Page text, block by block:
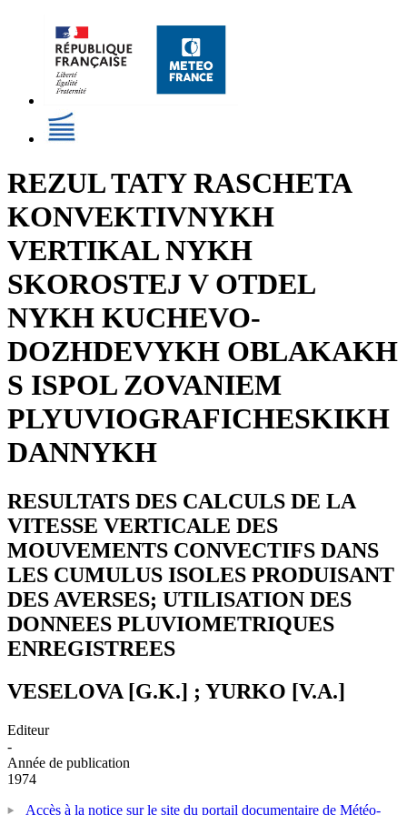
REZUL TATY RASCHETA
KONVEKTIVNYKH
VERTIKAL NYKH
SKOROSTEJ V OTDEL
NYKH KUCHEVO-
DOZHDEVYKH OBLAKAKH
S ISPOL ZOVANIEM
PLYUVIOGRAFICHESKIKH
DANNYKH
RESULTATS DES CALCULS DE LA
VITESSE VERTICALE DES
MOUVEMENTS CONVECTIFS DANS
LES CUMULUS ISOLES PRODUISANT
DES AVERSES; UTILISATION DES
DONNEES PLUVIOMETRIQUES
ENREGISTREES
VESELOVA [G.K.] ; YURKO [V.A.]
Editeur
-
Année de publication
1974
Accès à la notice sur le site du portail documentaire de Météo-